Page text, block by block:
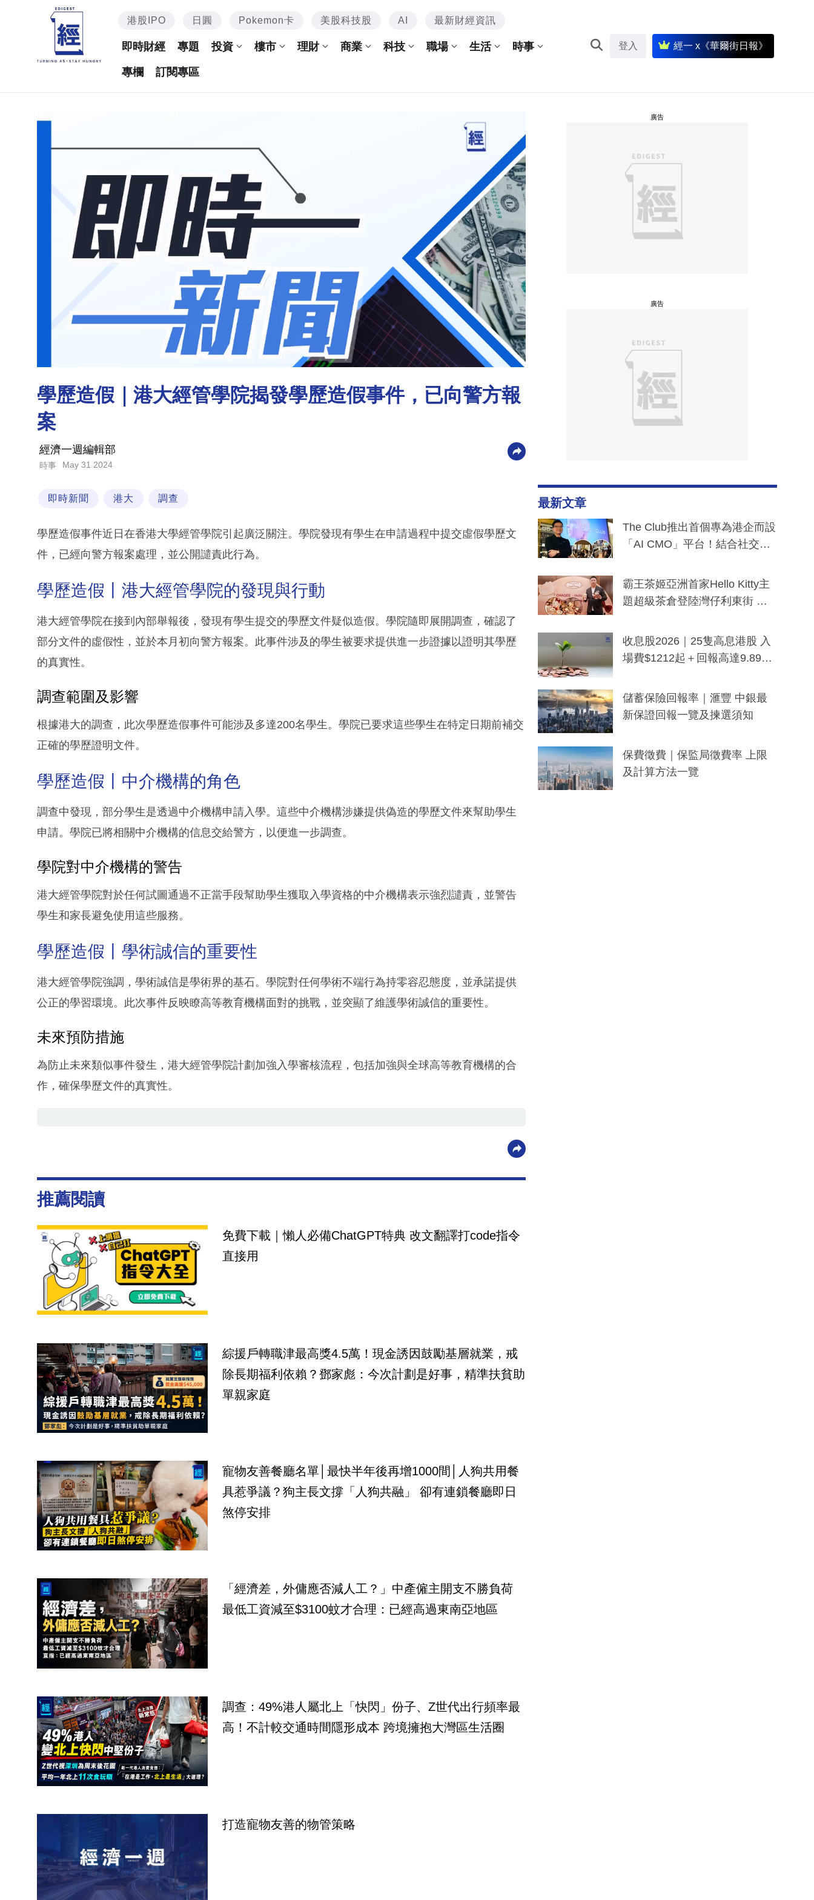
港股IPO 日圓 Pokemon卡 美股科技股 AI 最新財經資訊
即時財經 專題 投資 樓市 理財 商業 科技 職場 生活 時事
專欄 訂閱專區
登入 經一 x《華爾街日報》
學歷造假｜港大經管學院揭發學歷造假事件，已向警方報
案
經濟一週編輯部
時事 May 31 2024
即時新聞 港大 調查
學歷造假事件近日在香港大學經管學院引起廣泛關注。學院發現有學生在申請過程中提交虛假學歷文
件，已經向警方報案處理，並公開譴責此行為。
學歷造假丨港大經管學院的發現與行動
港大經管學院在接到內部舉報後，發現有學生提交的學歷文件疑似造假。學院隨即展開調查，確認了
部分文件的虛假性，並於本月初向警方報案。此事件涉及的學生被要求提供進一步證據以證明其學歷
的真實性。
調查範圍及影響
根據港大的調查，此次學歷造假事件可能涉及多達200名學生。學院已要求這些學生在特定日期前補交
正確的學歷證明文件。
學歷造假丨中介機構的角色
調查中發現，部分學生是透過中介機構申請入學。這些中介機構涉嫌提供偽造的學歷文件來幫助學生
申請。學院已將相關中介機構的信息交給警方，以便進一步調查。
學院對中介機構的警告
港大經管學院對於任何試圖通過不正當手段幫助學生獲取入學資格的中介機構表示強烈譴責，並警告
學生和家長避免使用這些服務。
學歷造假丨學術誠信的重要性
港大經管學院強調，學術誠信是學術界的基石。學院對任何學術不端行為持零容忍態度，並承諾提供
公正的學習環境。此次事件反映瞭高等教育機構面對的挑戰，並突顯了維護學術誠信的重要性。
未來預防措施
為防止未來類似事件發生，港大經管學院計劃加強入學審核流程，包括加強與全球高等教育機構的合
作，確保學歷文件的真實性。
推薦閱讀
免費下載｜懶人必備ChatGPT特典 改文翻譯打code指令
直接用
綜援戶轉職津最高獎4.5萬！現金誘因鼓勵基層就業，戒
除長期福利依賴？鄧家彪：今次計劃是好事，精準扶貧助
單親家庭
寵物友善餐廳名單│最快半年後再增1000間│人狗共用餐
具惹爭議？狗主長文撐「人狗共融」 卻有連鎖餐廳即日
煞停安排
「經濟差，外傭應否減人工？」中產僱主開支不勝負荷
最低工資減至$3100蚊才合理：已經高過東南亞地區
調查：49%港人屬北上「快閃」份子、Z世代出行頻率最
高！不計較交通時間隱形成本 跨境擁抱大灣區生活圈
打造寵物友善的物管策略
廣告
廣告
最新文章
The Club推出首個專為港企而設
「AI CMO」平台！結合社交聆
分鐘生成「貼地」宣傳短片
霸王茶姬亞洲首家Hello Kitty主
題超級茶倉登陸灣仔利東街 推
y及香港限定特調系列
收息股2026｜25隻高息港股 入
場費$1212起＋回報高達9.89
儲蓄保險回報率｜滙豐 中銀最
新保證回報一覽及揀選須知
保費徵費｜保監局徵費率 上限
及計算方法一覽